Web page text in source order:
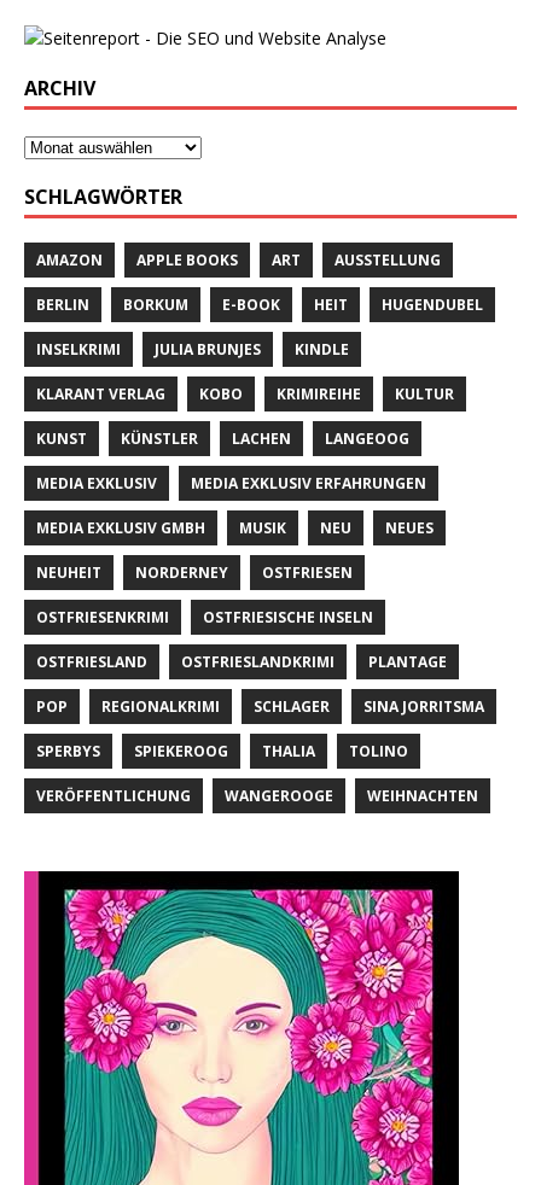
ARCHIV
SCHLAGWÖRTER
AMAZON APPLE BOOKS ART AUSSTELLUNG
BERLIN BORKUM E-BOOK HEIT HUGENDUBEL
INSELKRIMI JULIA BRUNJES KINDLE
KLARANT VERLAG KOBO KRIMIREIHE KULTUR
KUNST KÜNSTLER LACHEN LANGEOOG
MEDIA EXKLUSIV MEDIA EXKLUSIV ERFAHRUNGEN
MEDIA EXKLUSIV GMBH MUSIK NEU NEUES
NEUHEIT NORDERNEY OSTFRIESEN
OSTFRIESENKRIMI OSTFRIESISCHE INSELN
OSTFRIESLAND OSTFRIESLANDKRIMI PLANTAGE
POP REGIONALKRIMI SCHLAGER SINA JORRITSMA
SPERBYS SPIEKEROOG THALIA TOLINO
VERÖFFENTLICHUNG WANGEROOGE WEIHNACHTEN